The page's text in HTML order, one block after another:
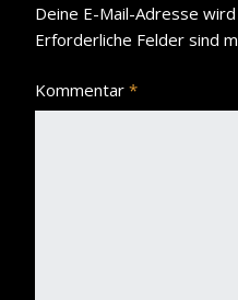
Deine E-Mail-Adresse
Erforderliche Felder sind
Kommentar *